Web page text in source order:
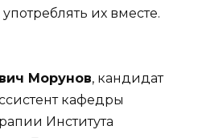
их вместе.
Морунов, кандидат
кафедры
Института